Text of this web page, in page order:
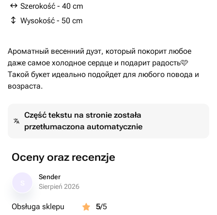
Szerokość - 40 cm
Wysokość - 50 cm
Ароматный весенний дуэт, который покорит любое
даже самое холодное сердце и подарит радость🩷
Такой букет идеально подойдет для любого повода и
возраста.
Część tekstu na stronie została
przetłumaczona automatycznie
Oceny oraz recenzje
Sender
Sierpień 2026
Obsługa sklepu 5/5